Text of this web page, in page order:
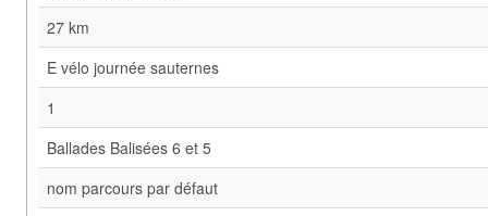
27 km
E vélo journée sauternes
1
Ballades Balisées 6 et 5
nom parcours par défaut